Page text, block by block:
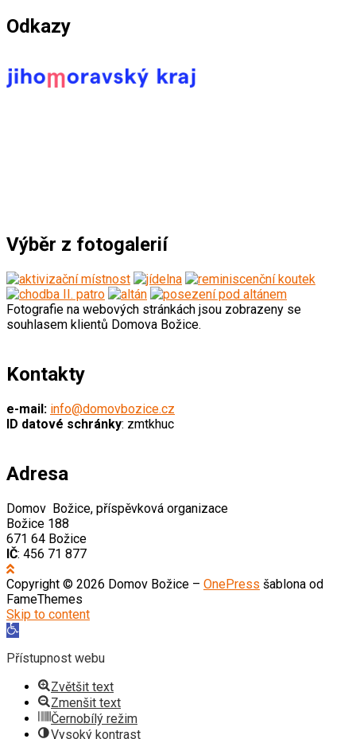
Odkazy
Výběr z fotogalerií
Fotografie na webových stránkách jsou zobrazeny se
souhlasem klientů Domova Božice.
Kontakty
e-mail: info@domovbozice.cz
ID datové schránky: zmtkhuc
Adresa
Domov Božice, příspěvková organizace
Božice 188
671 64 Božice
IČ: 456 71 877
Copyright © 2026 Domov Božice – OnePress šablona od
FameThemes
Skip to content
Open
Přístupnost webu
Zvětšit text
Zmenšit text
Černobílý režim
Vysoký kontrast